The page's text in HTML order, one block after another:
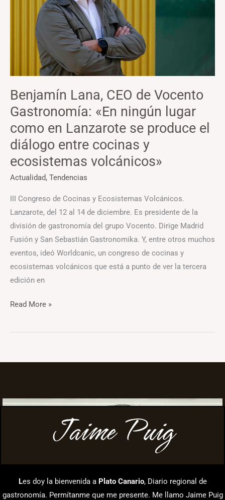
Benjamín Lana, CEO de Vocento
Gastronomía: «En ningún lugar
como en Lanzarote se produce el
diálogo entre cocinas y
ecosistemas volcánicos»
Actualidad, Tendencias
III Congreso de Cocinas y Ecosistemas Volcánicos.
Lanzarote, del 12 al 14 de diciembre. Es presidente de la
división de gastronomía del grupo Vocento. Dirige Madrid
Fusión y San Sebastián Gastronomika. Y, entre otros muchos
eventos, ideó Worldcanic, un congreso de cocinas y
ecosistemas volcánicos que está a punto de ver la tercera
edición en
Gastronomía:
Lanzarote
se
el
diálogo
entre
cocinas
ecosistemas
volcánicos»
Read More »
Jaime Puig
Les doy la bienvenida a Plato Canario, Diario regional de
gastronomía. Permítanme que me presente. Me llamo Jaime Puig